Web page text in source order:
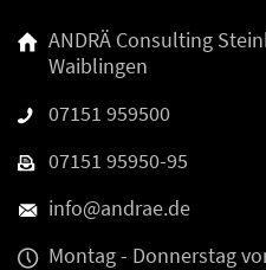
ANDRÄ Consulting
Waiblingen
07151 959500
07151 95950-95
info@andrae.de
Montag - Donnerstag